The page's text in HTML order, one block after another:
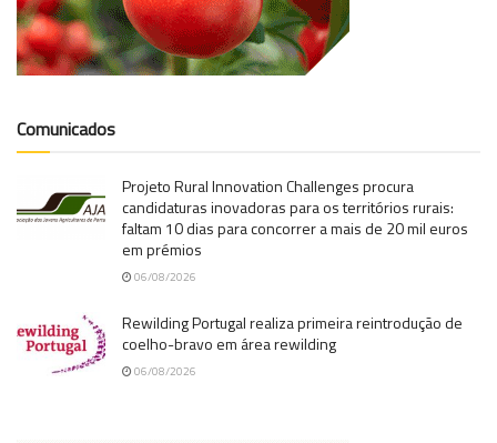
Comunicados
Projeto Rural Innovation Challenges procura
candidaturas inovadoras para os territórios rurais:
faltam 10 dias para concorrer a mais de 20 mil euros
em prémios
06/08/2026
Rewilding Portugal realiza primeira reintrodução de
coelho-bravo em área rewilding
06/08/2026